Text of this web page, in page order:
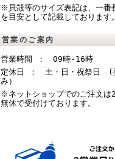
※貝殻等のサイズ表記は、一番
を目安として記載しております。
営業のご案内
営業時間 ： 09時-16時
定休日 ： 土・日・祝祭日 (
み）
※ネットショップでのご注文は
無休で受付けております。